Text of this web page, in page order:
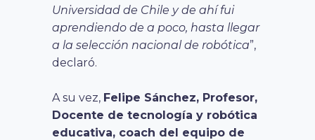
Universidad de Chile y de ahí fui
aprendiendo de a poco, hasta llegar
a la selección nacional de robótica”,
declaró.
A su vez, Felipe Sánchez, Profesor,
Docente de tecnología y robótica
educativa, coach del equipo de